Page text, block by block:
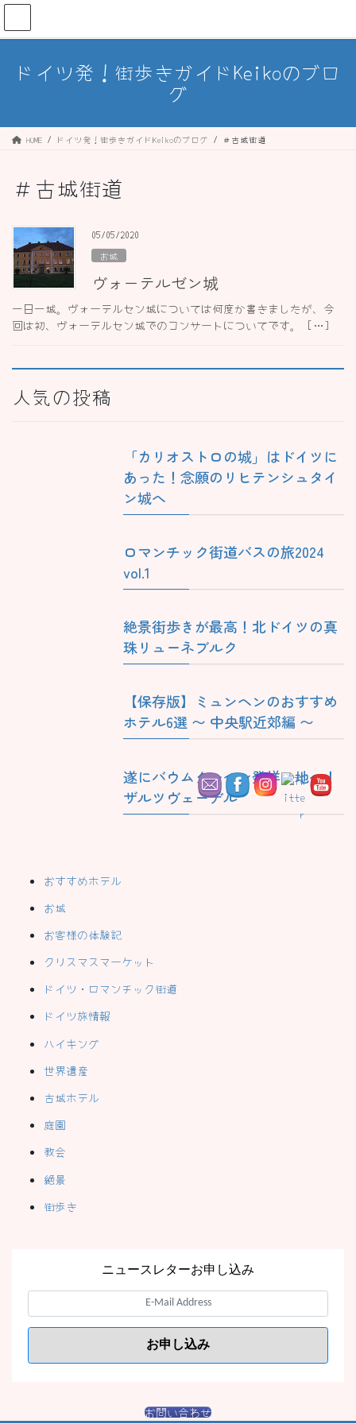
コ
テ
キ
ナ
ゲ
に
ドイツ発！街歩きガイドKeikoのブロ
グ
HOME ドイツ発！街歩きガイドKeikoのブログ ＃古城街道
＃古城街道
05/05/2020
お城
ヴォーテルゼン城
一日一城。ヴォーテルセン城については何度か書きましたが、今
回は初、ヴォーテルセン城でのコンサートについてです。 […]
人気の投稿
「カリオストロの城」はドイツに
あった！念願のリヒテンシュタイ
ン城へ
ロマンチック街道バスの旅2024
vol.1
絶景街歩きが最高！北ドイツの真
珠リューネブルク
【保存版】ミュンヘンのおすすめ
ホテル6選 〜 中央駅近郊編 〜
遂にバウムクーヘン発祥の地へ！
ザルツヴェーデル
おすすめホテル
お城
お客様の体験記
クリスマスマーケット
ドイツ・ロマンチック街道
ドイツ旅情報
ハイキング
世界遺産
古城ホテル
庭園
教会
絶景
街歩き
ニュースレターお申し込み
お問い合わせ